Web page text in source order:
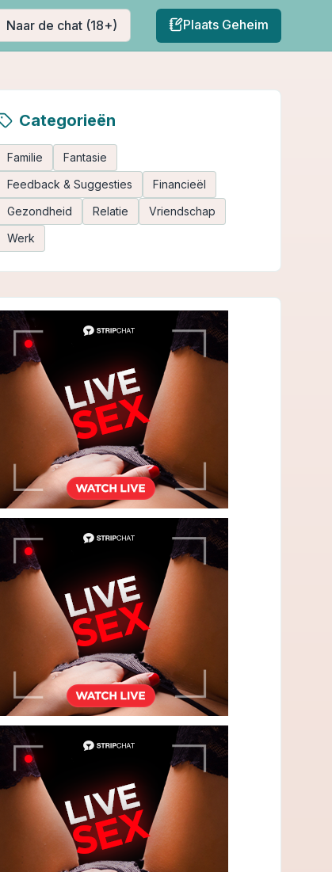
Naar de chat (18+) Plaats Geheim
Categorieën
Familie
Fantasie
Feedback & Suggesties
Financieël
Gezondheid
Relatie
Vriendschap
Werk